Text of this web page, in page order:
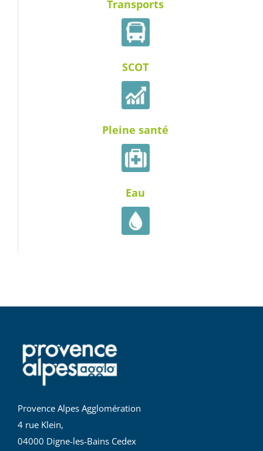
Transports
SCOT
Pleine santé
Eau
Provence Alpes Agglomération
4 rue Klein,
04000 Digne-les-Bains Cedex